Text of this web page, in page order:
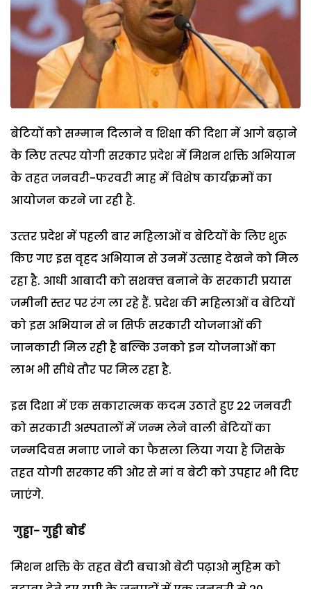
बेटियों को सम्‍मान दिलाने व शिक्षा की दिशा में आगे बढ़ाने
के लिए तत्‍पर योगी सरकार प्रदेश में मिशन शक्ति अभियान
के तहत जनवरी-फरवरी माह में विशेष कार्यक्रमों का
आयोजन करने जा रही है.
उत्‍तर प्रदेश में पहली बार महिलाओं व बेटियों के लिए शुरू
किए गए इस वृहद अभियान से उनमें उत्‍साह देखने को मिल
रहा है. आधी आबादी को सशक्‍त बनाने के सरकारी प्रयास
जमीनी स्‍तर पर रंग ला रहे हैं. प्रदेश की महिलाओं व बेटियों
को इस अभियान से न सिर्फ सरकारी योजनाओं की
जानकारी मिल रही है बल्कि उनको इन योजनाओं का
लाभ भी सीधे तौर पर मिल र‍हा है.
इस दिशा में एक सकारात्‍मक कदम उठाते हुए 22 जनवरी
को सरकारी अस्‍पतालों में जन्‍म लेने वाली बेटियों का
जन्‍मदिवस मनाए जाने का फैसला लिया गया है जिसके
तहत योगी सरकार की ओर से मां व बेटी को उपहार भी दिए
जाएंगे.
गुड्डा- गुड्डी बोर्ड
मिशन शक्ति के तहत बेटी बचाओ बेटी पढ़ाओ मुहिम को